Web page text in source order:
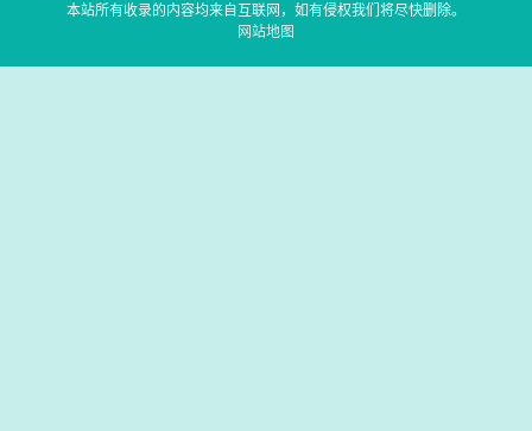
本站所有收录的内容均来自互联网，如有侵权我们将尽快删除。
网站地图